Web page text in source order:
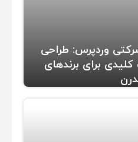
وردپرس: طراحی
برای برندهای